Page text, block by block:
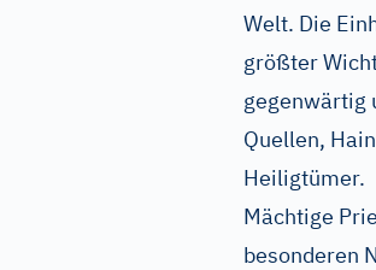
Welt. Die
größter
gegenwärtig
Quellen,
Heiligtümer.
Mächtige
besonderen